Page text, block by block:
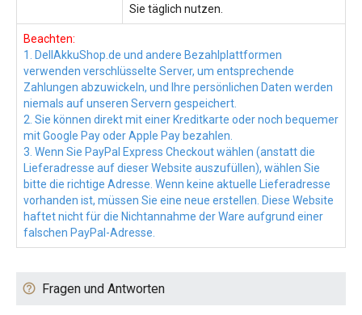
Sie täglich nutzen.
Beachten:
1. DellAkkuShop.de und andere Bezahlplattformen
verwenden verschlüsselte Server, um entsprechende
Zahlungen abzuwickeln, und Ihre persönlichen Daten werden
niemals auf unseren Servern gespeichert.
2. Sie können direkt mit einer Kreditkarte oder noch bequemer
mit Google Pay oder Apple Pay bezahlen.
3. Wenn Sie PayPal Express Checkout wählen (anstatt die
Lieferadresse auf dieser Website auszufüllen), wählen Sie
bitte die richtige Adresse. Wenn keine aktuelle Lieferadresse
vorhanden ist, müssen Sie eine neue erstellen. Diese Website
haftet nicht für die Nichtannahme der Ware aufgrund einer
falschen PayPal-Adresse.
Fragen und Antworten